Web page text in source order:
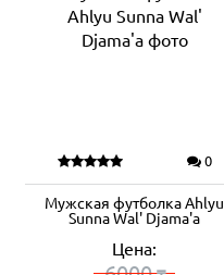
0
Мужская футболка Ahlyu
Sunna Wal' Djama'a
Цена: